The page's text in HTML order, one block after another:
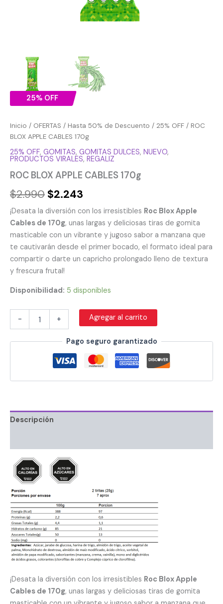
25% OFF
Inicio / OFERTAS / Hasta 50% de Descuento / 25% OFF / ROC
BLOX APPLE CABLES 170g
25% OFF, GOMITAS, GOMITAS DULCES, NUEVO,
PRODUCTOS VIRALES, REGALIZ
ROC BLOX APPLE CABLES 170g
$2.990 $2.243
¡Desata la diversión con los irresistibles Roc Blox Apple
Cables de 170g, unas largas y deliciosas tiras de gomita
masticable con un vibrante y jugoso sabor a manzana que
te cautivarán desde el primer bocado, el formato ideal para
compartir o darte un capricho prolongado lleno de textura
y frescura frutal!
Disponibilidad: 5 disponibles
- + Agregar al carrito
Pago seguro garantizado
Descripción
¡Desata la diversión con los irresistibles Roc Blox Apple
Cables de 170g, unas largas y deliciosas tiras de gomita